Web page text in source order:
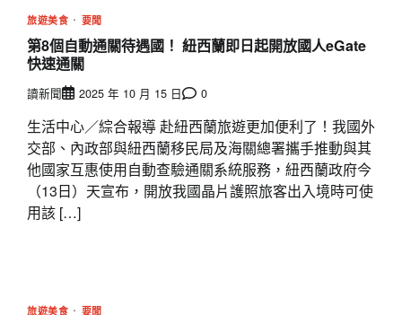
旅遊美食 要聞
第8個自動通關待遇國！ 紐西蘭即日起開放國人eGate
快速通關
讀新聞 2025 年 10 月 15 日 0
生活中心／綜合報導 赴紐西蘭旅遊更加便利了！我國外
交部、內政部與紐西蘭移民局及海關總署攜手推動與其
他國家互惠使用自動查驗通關系統服務，紐西蘭政府今
（13日）天宣布，開放我國晶片護照旅客出入境時可使
用該 […]
旅遊美食 要聞